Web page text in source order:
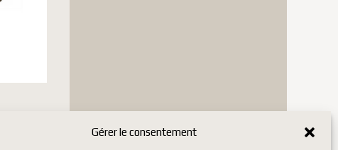
Gérer le consentement